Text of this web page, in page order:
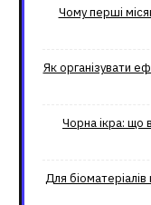
Чому перші
Як організувати
Чорна ікра: що
Для